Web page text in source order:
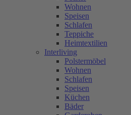
Wohnen
Speisen
Schlafen
Teppiche
Heimtextilien
Interliving
Polstermöbel
Wohnen
Schlafen
Speisen
Küchen
Bäder